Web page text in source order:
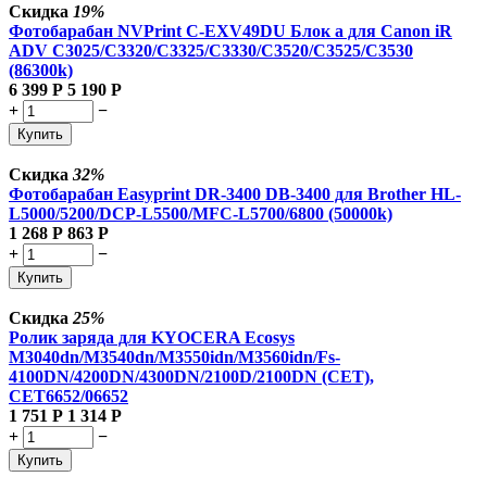
Скидка 19%
Фотобарабан NVPrint C-EXV49DU Блок а для Canon iR
ADV C3025/C3320/C3325/C3330/C3520/C3525/C3530
(86300k)
6 399 Р 5 190 Р
+
−
Купить
Скидка 32%
Фотобарабан Easyprint DR-3400 DB-3400 для Brother HL-
L5000/5200/DCP-L5500/MFC-L5700/6800 (50000k)
1 268 Р 863 Р
+
−
Купить
Скидка 25%
Ролик заряда для KYOCERA Ecosys
M3040dn/M3540dn/M3550idn/M3560idn/Fs-
4100DN/4200DN/4300DN/2100D/2100DN (CET),
CET6652/06652
1 751 Р 1 314 Р
+
−
Купить